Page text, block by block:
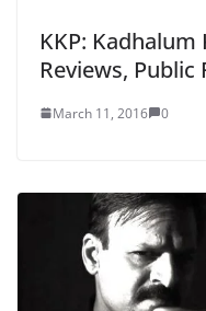
KKP:
Reviews, Public
March 11, 2016 0